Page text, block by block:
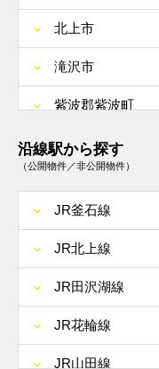
北上市
滝沢市
紫波郡紫波町
紫波郡矢巾町
沿線駅から探す
（公開物件／非公開物件）
JR釜石線
JR北上線
JR田沢湖線
JR花輪線
JR山田線